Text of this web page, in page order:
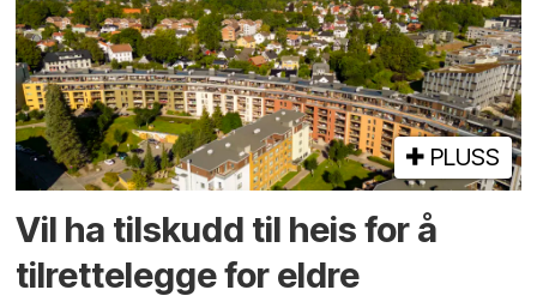
PLUSS
Vil ha tilskudd til heis for å
tilrettelegge for eldre